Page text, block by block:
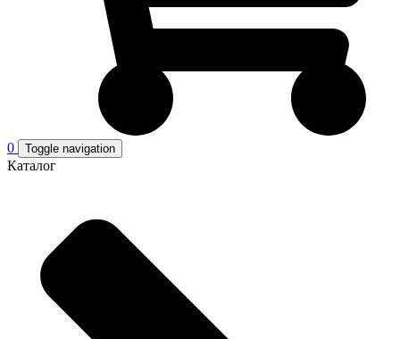
0 Toggle navigation
Каталог